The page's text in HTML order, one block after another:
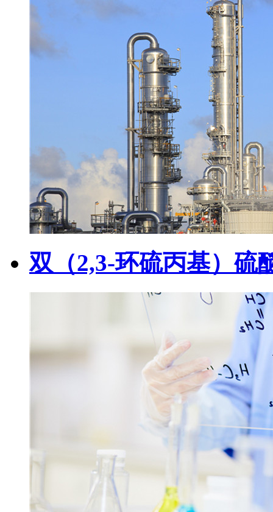
双（2,3-环硫丙基）硫